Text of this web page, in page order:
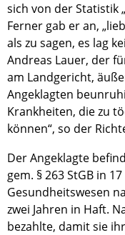
sich von der Statistik
Ferner gab er an,
als zu sagen, es lag
Andreas Lauer, der
am Landgericht,
Angeklagten
Krankheiten, die zu
können“, so der
Der Angeklagte
gem. § 263 StGB in
Gesundheitswesen
zwei Jahren in Haft.
bezahlte, damit sie